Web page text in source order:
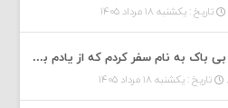
تاریخ : یکشنبه ۱۸ مرداد ۱۴۰۵
دانلود آهنگ رامین بی باک به نام سفر کردم که از یادم بری دیدم نمیشه
تاریخ : یکشنبه ۱۸ مرداد ۱۴۰۵